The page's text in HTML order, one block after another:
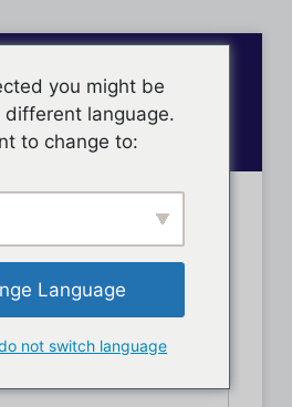
de sesión
you might be
different language.
to change to:
Language
not switch language